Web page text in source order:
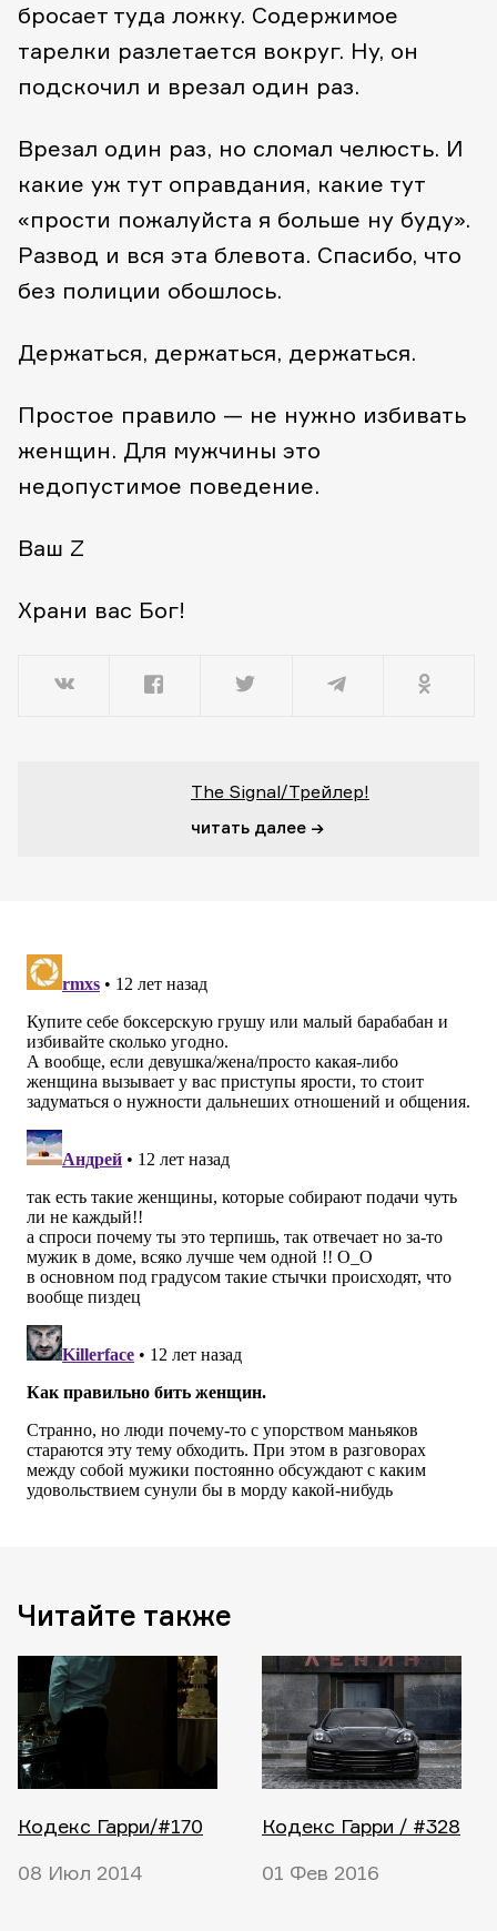
бросает туда ложку. Содержимое
тарелки разлетается вокруг. Ну, он
подскочил и врезал один раз.
Врезал один раз, но сломал челюсть. И
какие уж тут оправдания, какие тут
«прости пожалуйста я больше ну буду».
Развод и вся эта блевота. Спасибо, что
без полиции обошлось.
Держаться, держаться, держаться.
Простое правило — не нужно избивать
женщин. Для мужчины это
недопустимое поведение.
Ваш Z
Храни вас Бог!
The Signal/Трейлер!
читать далее →
Читайте также
Кодекс Гарри/#170
08 Июл 2014
Кодекс Гарри / #328
01 Фев 2016